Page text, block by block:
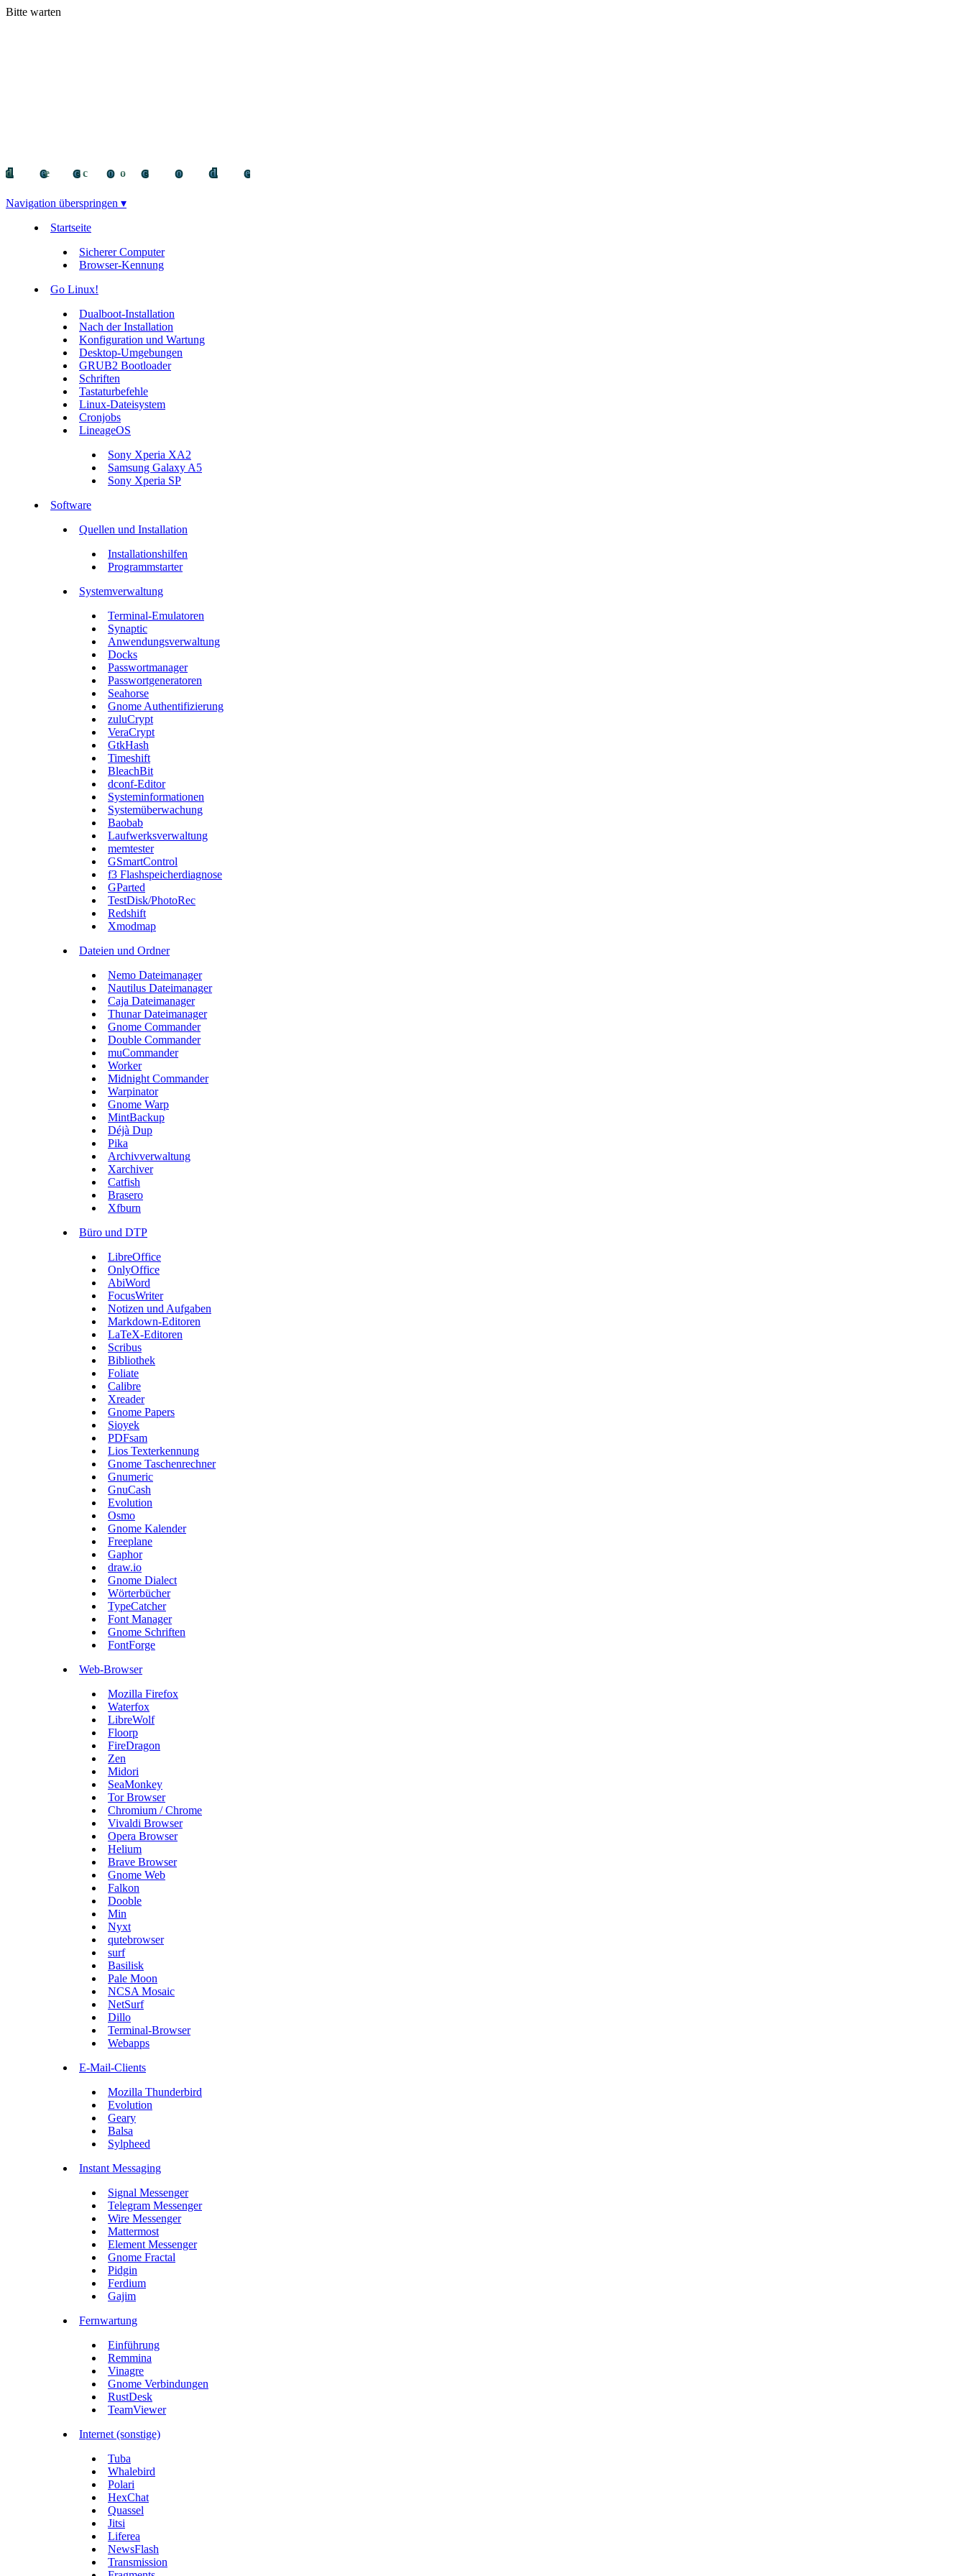
Bitte warten
decocode
decocode
deco
Navigation überspringen ▾
Startseite
Sicherer Computer
Browser-Kennung
Go Linux!
Dualboot-Installation
Nach der Installation
Konfiguration und Wartung
Desktop-Umgebungen
GRUB2 Bootloader
Schriften
Tastaturbefehle
Linux-Dateisystem
Cronjobs
LineageOS
Sony Xperia XA2
Samsung Galaxy A5
Sony Xperia SP
Software
Quellen und Installation
Installationshilfen
Programmstarter
Systemverwaltung
Terminal-Emulatoren
Synaptic
Anwendungsverwaltung
Docks
Passwortmanager
Passwortgeneratoren
Seahorse
Gnome Authentifizierung
zuluCrypt
VeraCrypt
GtkHash
Timeshift
BleachBit
dconf-Editor
Systeminformationen
Systemüberwachung
Baobab
Laufwerksverwaltung
memtester
GSmartControl
f3 Flashspeicherdiagnose
GParted
TestDisk/PhotoRec
Redshift
Xmodmap
Dateien und Ordner
Nemo Dateimanager
Nautilus Dateimanager
Caja Dateimanager
Thunar Dateimanager
Gnome Commander
Double Commander
muCommander
Worker
Midnight Commander
Warpinator
Gnome Warp
MintBackup
Déjà Dup
Pika
Archivverwaltung
Xarchiver
Catfish
Brasero
Xfburn
Büro und DTP
LibreOffice
OnlyOffice
AbiWord
FocusWriter
Notizen und Aufgaben
Markdown-Editoren
LaTeX-Editoren
Scribus
Bibliothek
Foliate
Calibre
Xreader
Gnome Papers
Sioyek
PDFsam
Lios Texterkennung
Gnome Taschenrechner
Gnumeric
GnuCash
Evolution
Osmo
Gnome Kalender
Freeplane
Gaphor
draw.io
Gnome Dialect
Wörterbücher
TypeCatcher
Font Manager
Gnome Schriften
FontForge
Web-Browser
Mozilla Firefox
Waterfox
LibreWolf
Floorp
FireDragon
Zen
Midori
SeaMonkey
Tor Browser
Chromium / Chrome
Vivaldi Browser
Opera Browser
Helium
Brave Browser
Gnome Web
Falkon
Dooble
Min
Nyxt
qutebrowser
surf
Basilisk
Pale Moon
NCSA Mosaic
NetSurf
Dillo
Terminal-Browser
Webapps
E-Mail-Clients
Mozilla Thunderbird
Evolution
Geary
Balsa
Sylpheed
Instant Messaging
Signal Messenger
Telegram Messenger
Wire Messenger
Mattermost
Element Messenger
Gnome Fractal
Pidgin
Ferdium
Gajim
Fernwartung
Einführung
Remmina
Vinagre
Gnome Verbindungen
RustDesk
TeamViewer
Internet (sonstige)
Tuba
Whalebird
Polari
HexChat
Quassel
Jitsi
Liferea
NewsFlash
Transmission